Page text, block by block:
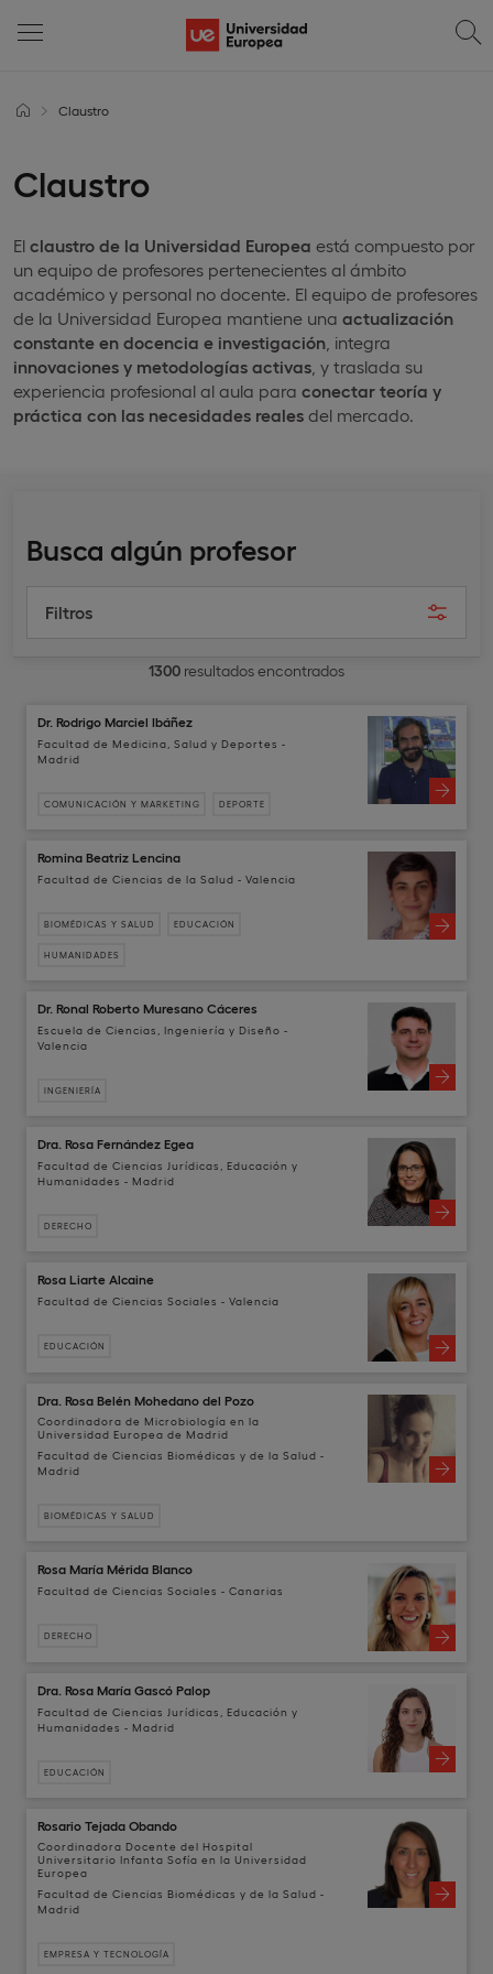
Claustro
Claustro
El claustro de la Universidad Europea está compuesto por
un equipo de profesores pertenecientes al ámbito
académico y personal no docente. El equipo de profesores
de la Universidad Europea mantiene una actualización
constante en docencia e investigación , integra
innovaciones y metodologías activas , y traslada su
experiencia profesional al aula para conectar teoría y
práctica con las necesidades reales del mercado.
Busca algún profesor
Filtros
1300 resultados encontrados
Dr. Rodrigo Marciel Ibáñez
Facultad de Medicina, Salud y Deportes -
Madrid
COMUNICACIÓN Y MARKETING DEPORTE
Romina Beatriz Lencina
Facultad de Ciencias de la Salud - Valencia
BIOMÉDICAS Y SALUD EDUCACIÓN
HUMANIDADES
Dr. Ronal Roberto Muresano Cáceres
Escuela de Ciencias, Ingeniería y Diseño -
Valencia
INGENIERÍA
Dra. Rosa Fernández Egea
Facultad de Ciencias Jurídicas, Educación y
Humanidades - Madrid
DERECHO
Rosa Liarte Alcaine
Facultad de Ciencias Sociales - Valencia
EDUCACIÓN
Dra. Rosa Belén Mohedano del Pozo
Coordinadora de Microbiología en la
Universidad Europea de Madrid
Facultad de Ciencias Biomédicas y de la Salud -
Madrid
BIOMÉDICAS Y SALUD
Rosa María Mérida Blanco
Facultad de Ciencias Sociales - Canarias
DERECHO
Dra. Rosa María Gascó Palop
Facultad de Ciencias Jurídicas, Educación y
Humanidades - Madrid
EDUCACIÓN
Rosario Tejada Obando
Coordinadora Docente del Hospital
Universitario Infanta Sofía en la Universidad
Europea
Facultad de Ciencias Biomédicas y de la Salud -
Madrid
EMPRESA Y TECNOLOGÍA